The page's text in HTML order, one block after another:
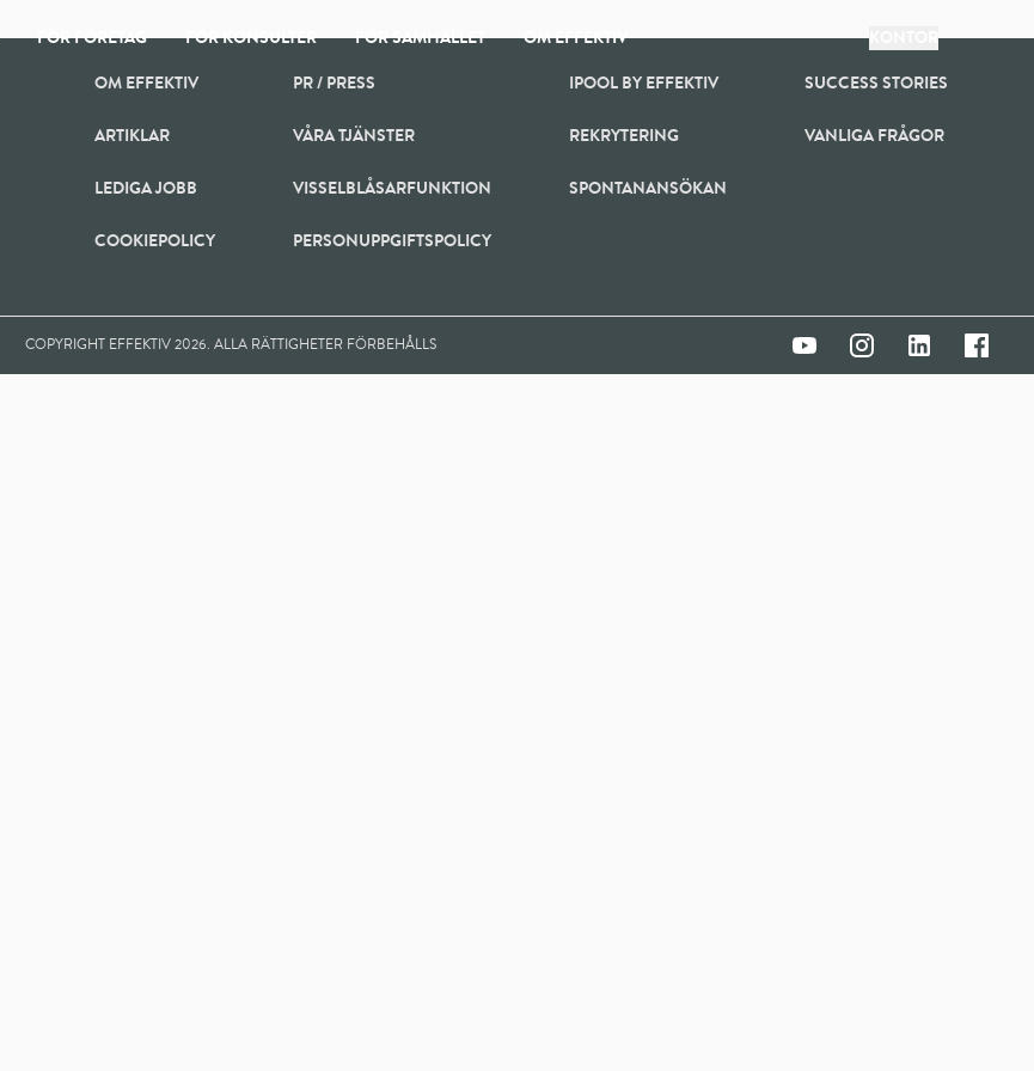
FÖR FÖRETAG FÖR KONSULTER FÖR SAMHÄLLET OM EFFEKTIV
OM EFFEKTIV
ARTIKLAR
LEDIGA JOBB
COOKIEPOLICY
PR / PRESS
VÅRA TJÄNSTER
VISSELBLÅSARFUNKTION
PERSONUPPGIFTSPOLICY
IPOOL BY EFFEKTIV
REKRYTERING
SPONTANANSÖKAN
SUCCESS STORIES
VANLIGA FRÅGOR
COPYRIGHT EFFEKTIV 2026. ALLA RÄTTIGHETER FÖRBEHÅLLS